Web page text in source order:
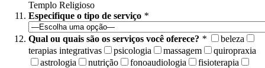
Templo Religioso
Especifique o tipo de serviço *
Qual ou quais são os serviços você oferece? *
beleza
terapias integrativas
psicologia massagem
quiropraxia
astrologia
nutrição fonoaudiologia
fisioterapia